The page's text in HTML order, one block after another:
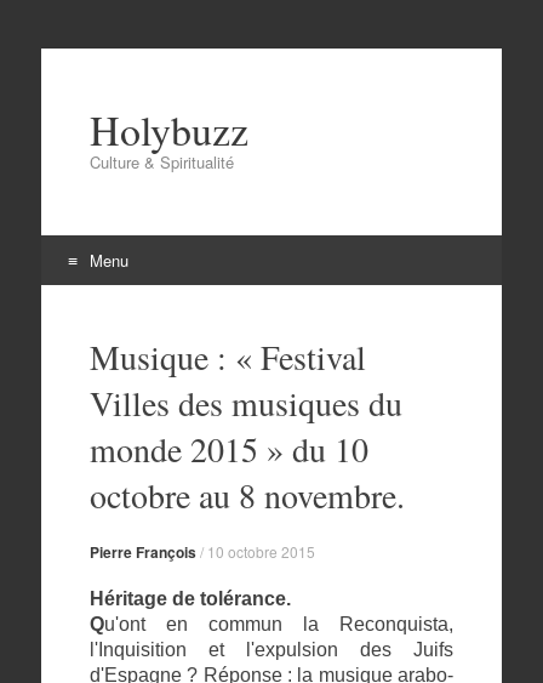
Holybuzz
Culture & Spiritualité
Menu
contenuMusique : « Festival
Villes des musiques du
monde 2015 » du 10
octobre au 8 novembre.
Pierre François/ 10 octobre 2015
Héritage de tolérance.
Qu'ont en commun la Reconquista,
l'Inquisition et l'expulsion des Juifs
d'Espagne ? Réponse : la musique arabo-